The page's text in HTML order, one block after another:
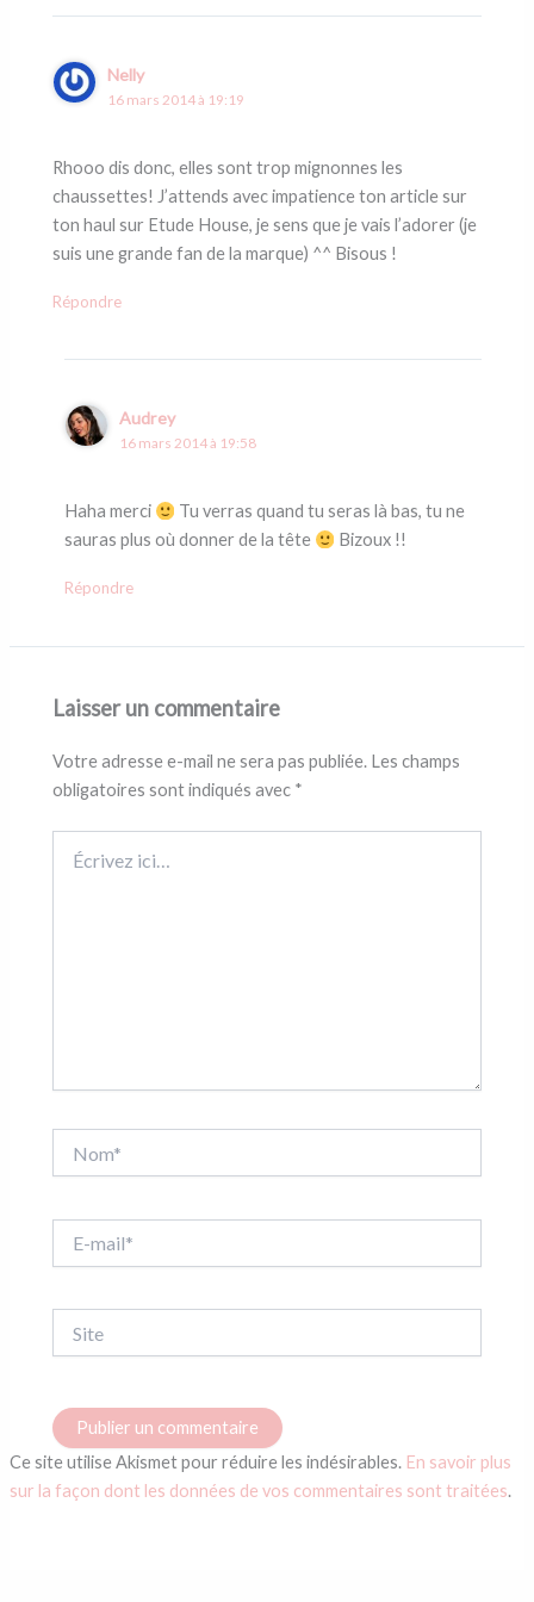
Nelly
16 mars 2014 à 19:19
Rhooo dis donc, elles sont trop mignonnes les
chaussettes! J’attends avec impatience ton article sur
ton haul sur Etude House, je sens que je vais l’adorer (je
suis une grande fan de la marque) ^^ Bisous !
Répondre
Audrey
16 mars 2014 à 19:58
Haha merci
Tu verras quand tu seras là bas, tu ne
sauras plus où donner de la tête
Bizoux !!
Répondre
Laisser un commentaire
Votre adresse e-mail ne sera pas publiée. Les champs
obligatoires sont indiqués avec *
ici…
mail*
Ce site utilise Akismet pour réduire les indésirables. En savoir plus
sur la façon dont les données de vos commentaires sont traitées.